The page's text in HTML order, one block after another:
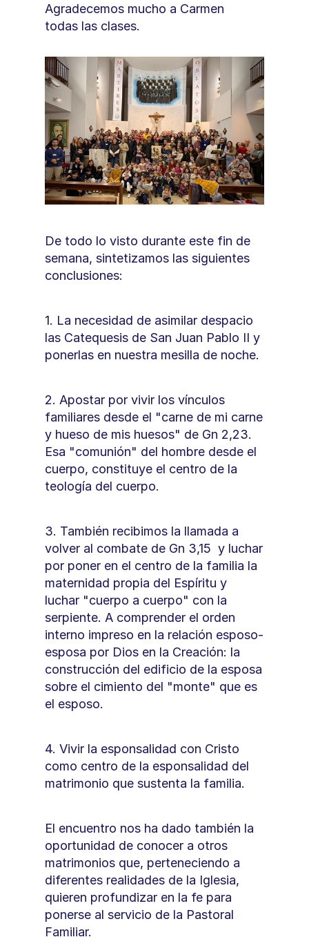
Agradecemos mucho a Carmen
todas las clases.
De todo lo visto durante este fin de
semana, sintetizamos las siguientes
conclusiones:
1. La necesidad de asimilar despacio
las Catequesis de San Juan Pablo II y
ponerlas en nuestra mesilla de noche.
2. Apostar por vivir los vínculos
familiares desde el "carne de mi carne
y hueso de mis huesos" de Gn 2,23.
Esa "comunión" del hombre desde el
cuerpo, constituye el centro de la
teología del cuerpo.
3. También recibimos la llamada a
volver al combate de Gn 3,15  y luchar
por poner en el centro de la familia la
maternidad propia del Espíritu y
luchar "cuerpo a cuerpo" con la
serpiente. A comprender el orden
interno impreso en la relación esposo-
esposa por Dios en la Creación: la
construcción del edificio de la esposa
sobre el cimiento del "monte" que es
el esposo.
4. Vivir la esponsalidad con Cristo
como centro de la esponsalidad del
matrimonio que sustenta la familia.
El encuentro nos ha dado también la
oportunidad de conocer a otros
matrimonios que, perteneciendo a
diferentes realidades de la Iglesia,
quieren profundizar en la fe para
ponerse al servicio de la Pastoral
Familiar.